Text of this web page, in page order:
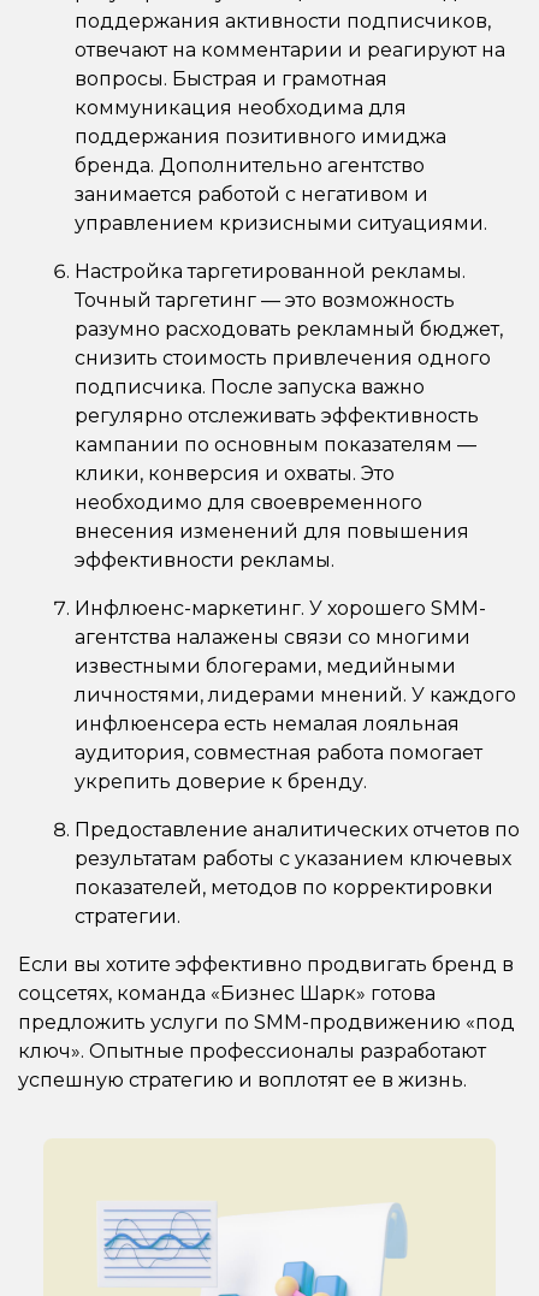
поддержания активности подписчиков,
отвечают на комментарии и реагируют на
вопросы. Быстрая и грамотная
коммуникация необходима для
поддержания позитивного имиджа
бренда. Дополнительно агентство
занимается работой с негативом и
управлением кризисными ситуациями.
Настройка таргетированной рекламы.
Точный таргетинг — это возможность
разумно расходовать рекламный бюджет,
снизить стоимость привлечения одного
подписчика. После запуска важно
регулярно отслеживать эффективность
кампании по основным показателям —
клики, конверсия и охваты. Это
необходимо для своевременного
внесения изменений для повышения
эффективности рекламы.
Инфлюенс-маркетинг. У хорошего SMM-
агентства налажены связи со многими
известными блогерами, медийными
личностями, лидерами мнений. У каждого
инфлюенсера есть немалая лояльная
аудитория, совместная работа помогает
укрепить доверие к бренду.
Предоставление аналитических отчетов по
результатам работы с указанием ключевых
показателей, методов по корректировки
стратегии.
Если вы хотите эффективно продвигать бренд в
соцсетях, команда «Бизнес Шарк» готова
предложить услуги по SMM-продвижению «под
ключ». Опытные профессионалы разработают
успешную стратегию и воплотят ее в жизнь.